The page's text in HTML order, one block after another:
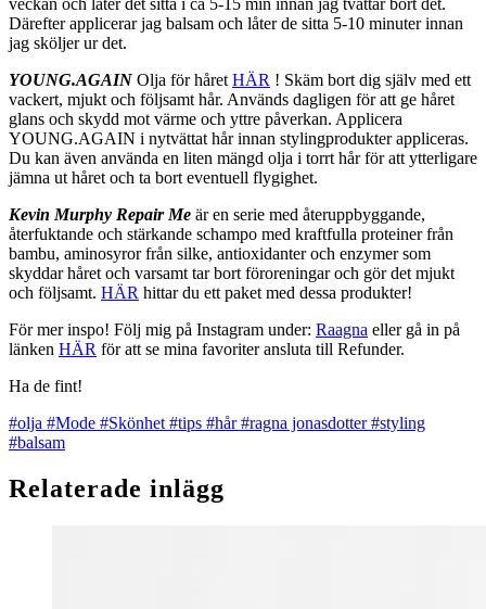
veckan och låter det sitta i ca 5-15 min innan jag tvättar bort det.
Därefter applicerar jag balsam och låter de sitta 5-10 minuter innan
jag sköljer ur det.
YOUNG.AGAIN Olja för håret HÄR ! Skäm bort dig själv med ett
vackert, mjukt och följsamt hår. Används dagligen för att ge håret
glans och skydd mot värme och yttre påverkan. Applicera
YOUNG.AGAIN i nytvättat hår innan stylingprodukter appliceras.
Du kan även använda en liten mängd olja i torrt hår för att ytterligare
jämna ut håret och ta bort eventuell flygighet.
Kevin Murphy Repair Me är en serie med återuppbyggande,
återfuktande och stärkande schampo med kraftfulla proteiner från
bambu, aminosyror från silke, antioxidanter och enzymer som
skyddar håret och varsamt tar bort föroreningar och gör det mjukt
och följsamt. HÄR hittar du ett paket med dessa produkter!
För mer inspo! Följ mig på Instagram under: Raagna eller gå in på
länken HÄR för att se mina favoriter ansluta till Refunder.
Ha de fint!
#olja #Mode #Skönhet #tips #hår#ragna jonasdotter#styling
#balsam
Relaterade inlägg